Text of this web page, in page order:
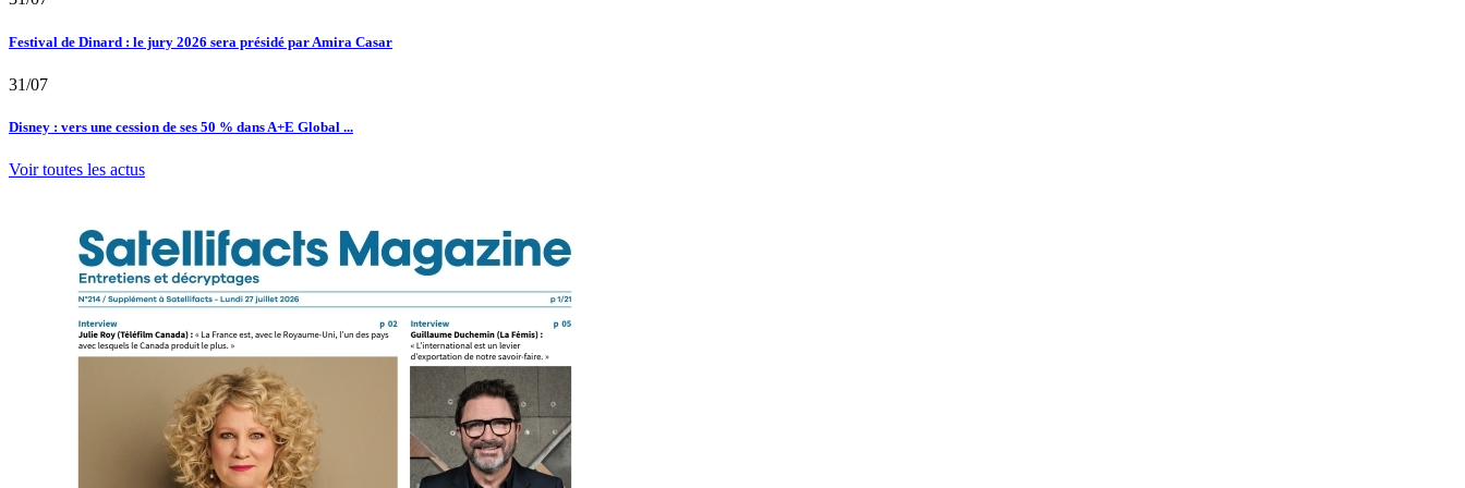
Festival de Dinard : le jury 2026 sera présidé par Amira Casar
31/07
Disney : vers une cession de ses 50 % dans A+E Global ...
Voir toutes les actus